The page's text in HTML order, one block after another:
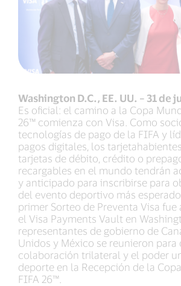
Washington D.C., EE. UU. – 31 de
Es oficial: el camino a la Copa
26™ comienza con Visa. Como
tecnologías de pago de la FIFA y
pagos digitales, los
tarjetas de débito, crédito o
recargables en el mundo tendrán
y anticipado para inscribirse para
del evento deportivo más
primer Sorteo de Preventa Visa fue
el Visa Payments Vault en
representantes de gobierno de
Unidos y México se reunieron para
colaboración trilateral y el poder
deporte en la Recepción de la
FIFA 26™.